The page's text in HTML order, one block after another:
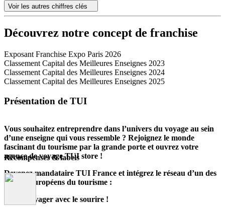
Voir les autres chiffres clés
Découvrez notre concept de franchise
Exposant Franchise Expo Paris 2026
Classement Capital des Meilleures Enseignes 2023
Classement Capital des Meilleures Enseignes 2024
Classement Capital des Meilleures Enseignes 2025
Présentation de TUI
Vous souhaitez entreprendre dans l’univers du voyage au sein
d’une enseigne qui vous ressemble ? Rejoignez le monde
fascinant du tourisme par la grande porte et ouvrez votre
agence de voyage TUI store !
Devenez mandataire TUI France et intégrez le réseau d’un des
leaders européens du tourisme :
Faites voyager avec le sourire !
Récompenses & labels